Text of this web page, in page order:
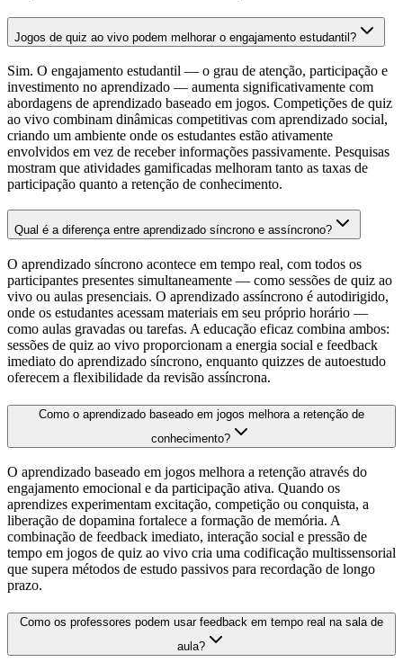
Jogos de quiz ao vivo podem melhorar o engajamento estudantil?
Sim. O engajamento estudantil — o grau de atenção, participação e
investimento no aprendizado — aumenta significativamente com
abordagens de aprendizado baseado em jogos. Competições de quiz
ao vivo combinam dinâmicas competitivas com aprendizado social,
criando um ambiente onde os estudantes estão ativamente
envolvidos em vez de receber informações passivamente. Pesquisas
mostram que atividades gamificadas melhoram tanto as taxas de
participação quanto a retenção de conhecimento.
Qual é a diferença entre aprendizado síncrono e assíncrono?
O aprendizado síncrono acontece em tempo real, com todos os
participantes presentes simultaneamente — como sessões de quiz ao
vivo ou aulas presenciais. O aprendizado assíncrono é autodirigido,
onde os estudantes acessam materiais em seu próprio horário —
como aulas gravadas ou tarefas. A educação eficaz combina ambos:
sessões de quiz ao vivo proporcionam a energia social e feedback
imediato do aprendizado síncrono, enquanto quizzes de autoestudo
oferecem a flexibilidade da revisão assíncrona.
Como o aprendizado baseado em jogos melhora a retenção de
conhecimento?
O aprendizado baseado em jogos melhora a retenção através do
engajamento emocional e da participação ativa. Quando os
aprendizes experimentam excitação, competição ou conquista, a
liberação de dopamina fortalece a formação de memória. A
combinação de feedback imediato, interação social e pressão de
tempo em jogos de quiz ao vivo cria uma codificação multissensorial
que supera métodos de estudo passivos para recordação de longo
prazo.
Como os professores podem usar feedback em tempo real na sala de
aula?